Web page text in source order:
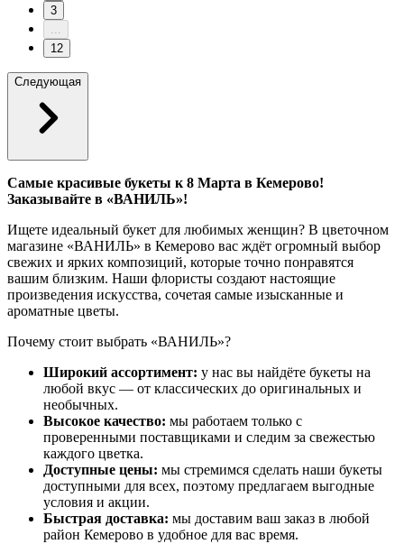
3
...
12
Следующая
Самые красивые букеты к 8 Марта в Кемерово!
Заказывайте в «ВАНИЛЬ»!
Ищете идеальный букет для любимых женщин? В цветочном
магазине «ВАНИЛЬ» в Кемерово вас ждёт огромный выбор
свежих и ярких композиций, которые точно понравятся
вашим близким. Наши флористы создают настоящие
произведения искусства, сочетая самые изысканные и
ароматные цветы.
Почему стоит выбрать «ВАНИЛЬ»?
Широкий ассортимент: у нас вы найдёте букеты на
любой вкус — от классических до оригинальных и
необычных.
Высокое качество: мы работаем только с
проверенными поставщиками и следим за свежестью
каждого цветка.
Доступные цены: мы стремимся сделать наши букеты
доступными для всех, поэтому предлагаем выгодные
условия и акции.
Быстрая доставка: мы доставим ваш заказ в любой
район Кемерово в удобное для вас время.